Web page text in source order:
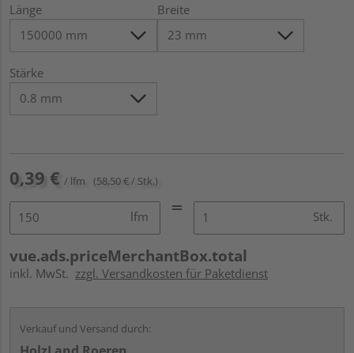
Länge Breite
Stärke
0,39 € / lfm (58,50 € / Stk.)
lfm Stk.
vue.ads.priceMerchantBox.total
inkl. MwSt. zzgl. Versandkosten für Paketdienst
Verkauf und Versand durch: